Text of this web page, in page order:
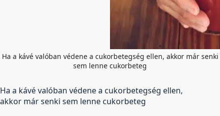
Ha a kávé valóban védene a cukorbetegség ellen, akkor már senki
sem lenne cukorbeteg
Ha a kávé valóban védene a cukorbetegség ellen,
akkor már senki sem lenne cukorbeteg